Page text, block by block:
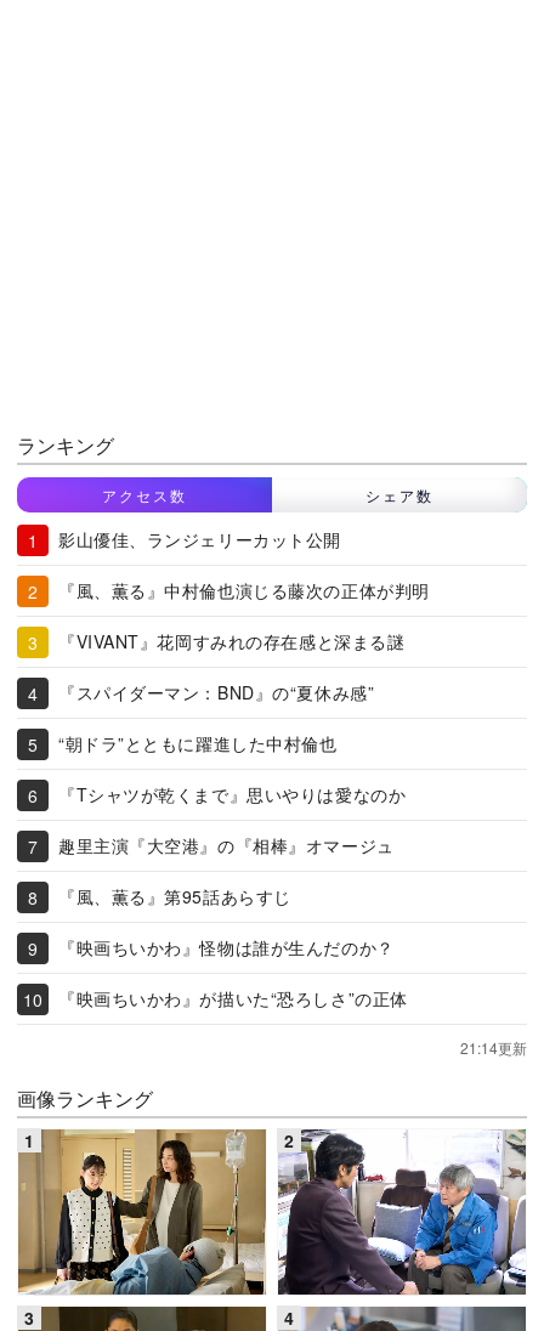
ランキング
アクセス数 シェア数
影山優佳、ランジェリーカット公開
『風、薫る』中村倫也演じる藤次の正体が判明
『VIVANT』花岡すみれの存在感と深まる謎
『スパイダーマン：BND』の“夏休み感”
“朝ドラ”とともに躍進した中村倫也
『Tシャツが乾くまで』思いやりは愛なのか
趣里主演『大空港』の『相棒』オマージュ
『風、薫る』第95話あらすじ
『映画ちいかわ』怪物は誰が生んだのか？
『映画ちいかわ』が描いた“恐ろしさ”の正体
21:14更新
画像ランキング